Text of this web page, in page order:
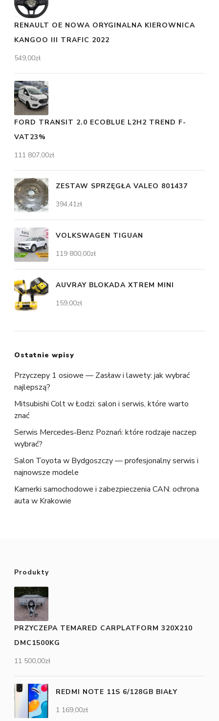
RENAULT OE NOWA ORYGINALNA KIEROWNICA
KANGOO III TRAFIC 2022
549,00zł
FORD TRANSIT 2.0 ECOBLUE L2H2 TREND F-
VAT23%
111 807,00zł
ZESTAW SPRZĘGŁA VALEO 801437
394,41zł
VOLKSWAGEN TIGUAN
119 800,00zł
AUVRAY BLOKADA XTREM MINI
159,00zł
Ostatnie wpisy
Przyczepy 1 osiowe — Zasław i lawety: jak wybrać
najlepszą?
Mitsubishi Colt w Łodzi: salon i serwis, które warto
znać
Serwis Mercedes‑Benz Poznań: które rodzaje naczep
wybrać?
Salon Toyota w Bydgoszczy — profesjonalny serwis i
najnowsze modele
Kamerki samochodowe i zabezpieczenia CAN: ochrona
auta w Krakowie
Produkty
PRZYCZEPA TEMARED CARPLATFORM 320X210
DMC1500KG
11 500,00zł
REDMI NOTE 11S 6/128GB BIAŁY
1 169,00zł